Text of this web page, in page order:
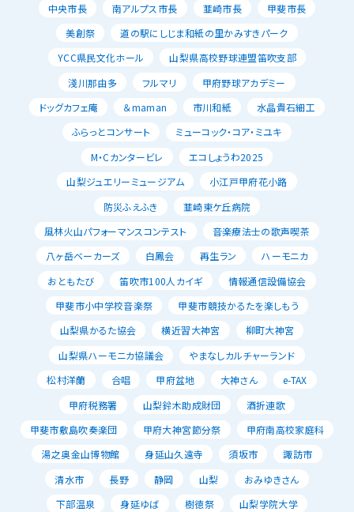
中央市長
南アルプス市長 韮崎市長
甲斐市長
美創祭
道の駅にしじま和紙の里かみすきパーク
YCC県民文化ホール
山梨県高校野球連盟笛吹支部
淺川那由多
フルマリ
甲府野球アカデミー
ドッグカフェ庵
＆maman 市川和紙
水晶貴石細工
ふらっとコンサート
ミューコック・コア・ミユキ
M・Cカンタービレ
エコしょうわ2025
山梨ジュエリーミュージアム
小江戸甲府花小路
防災ふえふき
韮崎東ケ丘病院
風林火山パフォーマンスコンテスト
音楽療法士の歌声喫茶
八ヶ岳ベーカーズ
白鳳会 再生ラン
ハーモニカ
おともたび
笛吹市100人カイギ
情報通信設備協会
甲斐市小中学校音楽祭
甲斐市競技かるたを楽しもう
山梨県かるた協会
横近習大神宮
柳町大神宮
山梨県ハーモニカ協議会
やまなしカルチャーランド
松村洋蘭
合唱 甲府盆地 大神さん
e-TAX
甲府税務署
山梨鈴木助成財団
酒折連歌
甲斐市敷島吹奏楽団
甲府大神宮節分祭
甲府南高校家庭科
湯之奥金山博物館
身延山久遠寺 須坂市
諏訪市
清水市
長野 静岡 山梨
おみゆきさん
下部温泉
身延ゆば 樹徳祭
山梨学院大学